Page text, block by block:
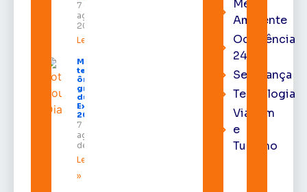
7 de
agosto de
2026
Leia mais »
Macapá
terá
ônibus
gratuitos
durante a
Expofeira
2026
7 de
agosto
de 2026
Leia mais
»
Meio
Ambiente
Ocorrência
24h
Segurança
Tecnologia
Viagem
e
Turismo